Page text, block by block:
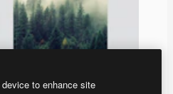
to enhance site